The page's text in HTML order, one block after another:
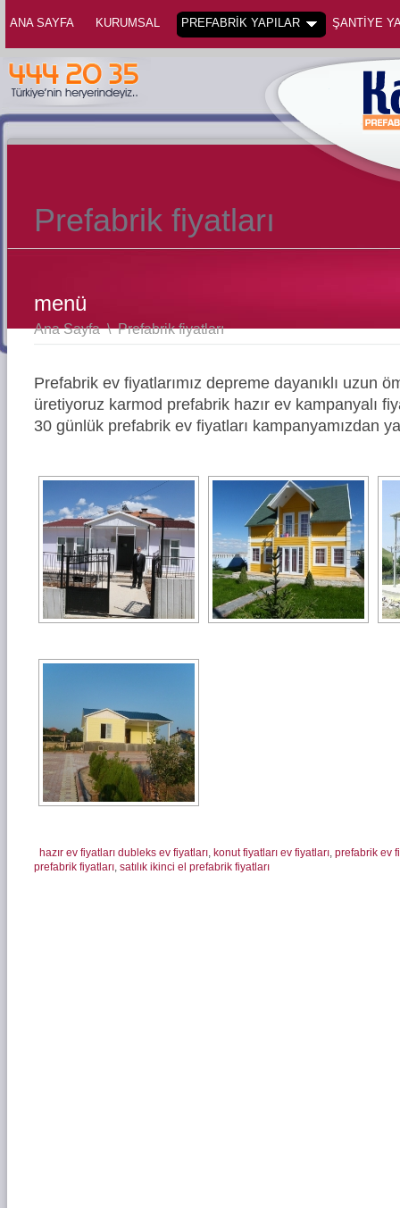
ANA SAYFA KURUMSAL PREFABRİK YAPILAR ŞANTİYE
Prefabrik fiyatları
menü
Ana Sayfa \Prefabrik fiyatları
Prefabrik ev fiyatlarımız depreme dayanıklı uzun
üretiyoruz karmod prefabrik hazır ev kampanyalı
30 günlük prefabrik ev fiyatları kampanyamızdan
hazır ev fiyatları dubleks ev fiyatları, konut fiyatları ev fiyatları, prefabrik ev
prefabrik fiyatları, satılık ikinci el prefabrik fiyatları